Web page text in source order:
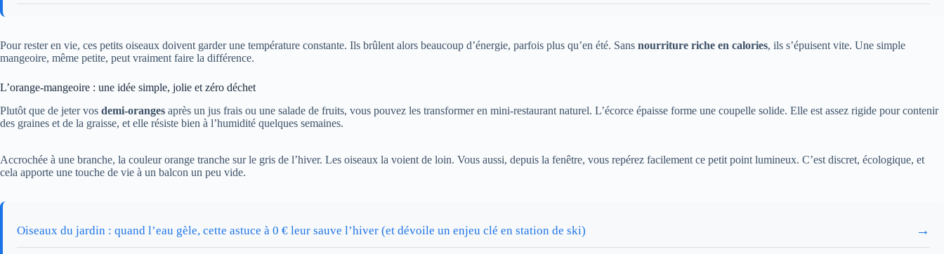
Pour rester en vie, ces petits oiseaux doivent garder une température constante. Ils brûlent alors beaucoup d’énergie, parfois plus qu’en été. Sans nourriture riche en calories, ils s’épuisent vite. Une simple
mangeoire, même petite, peut vraiment faire la différence.
L’orange-mangeoire : une idée simple, jolie et zéro déchet
Plutôt que de jeter vos demi-oranges après un jus frais ou une salade de fruits, vous pouvez les transformer en mini-restaurant naturel. L’écorce épaisse forme une coupelle solide. Elle est assez rigide pour contenir
des graines et de la graisse, et elle résiste bien à l’humidité quelques semaines.
Accrochée à une branche, la couleur orange tranche sur le gris de l’hiver. Les oiseaux la voient de loin. Vous aussi, depuis la fenêtre, vous repérez facilement ce petit point lumineux. C’est discret, écologique, et
cela apporte une touche de vie à un balcon un peu vide.
Oiseaux du jardin : quand l’eau gèle, cette astuce à 0 € leur sauve l’hiver (et dévoile un enjeu clé en station de ski) →